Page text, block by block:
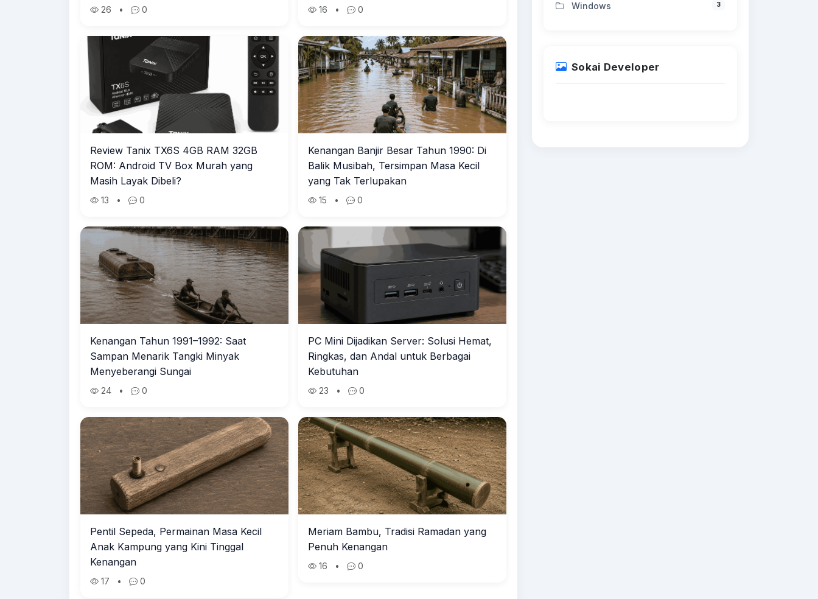
26 • 0 16 • 0
Review Tanix TX6S 4GB RAM 32GB
ROM: Android TV Box Murah yang
Masih Layak Dibeli?
13 • 0
Kenangan Banjir Besar Tahun 1990: Di
Balik Musibah, Tersimpan Masa Kecil
yang Tak Terlupakan
15 • 0
Kenangan Tahun 1991–1992: Saat
Sampan Menarik Tangki Minyak
Menyeberangi Sungai
24 • 0
PC Mini Dijadikan Server: Solusi Hemat,
Ringkas, dan Andal untuk Berbagai
Kebutuhan
23 • 0
Pentil Sepeda, Permainan Masa Kecil
Anak Kampung yang Kini Tinggal
Kenangan
17 • 0
Meriam Bambu, Tradisi Ramadan yang
Penuh Kenangan
16 • 0
Windows 3
Sokai Developer